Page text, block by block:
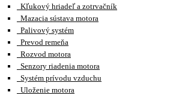
Kľukový hriadeľ a zotrvačník
Mazacia sústava motora
Palivový systém
Prevod remeňa
Rozvod motora
Senzory riadenia motora
Systém prívodu vzduchu
Uloženie motora